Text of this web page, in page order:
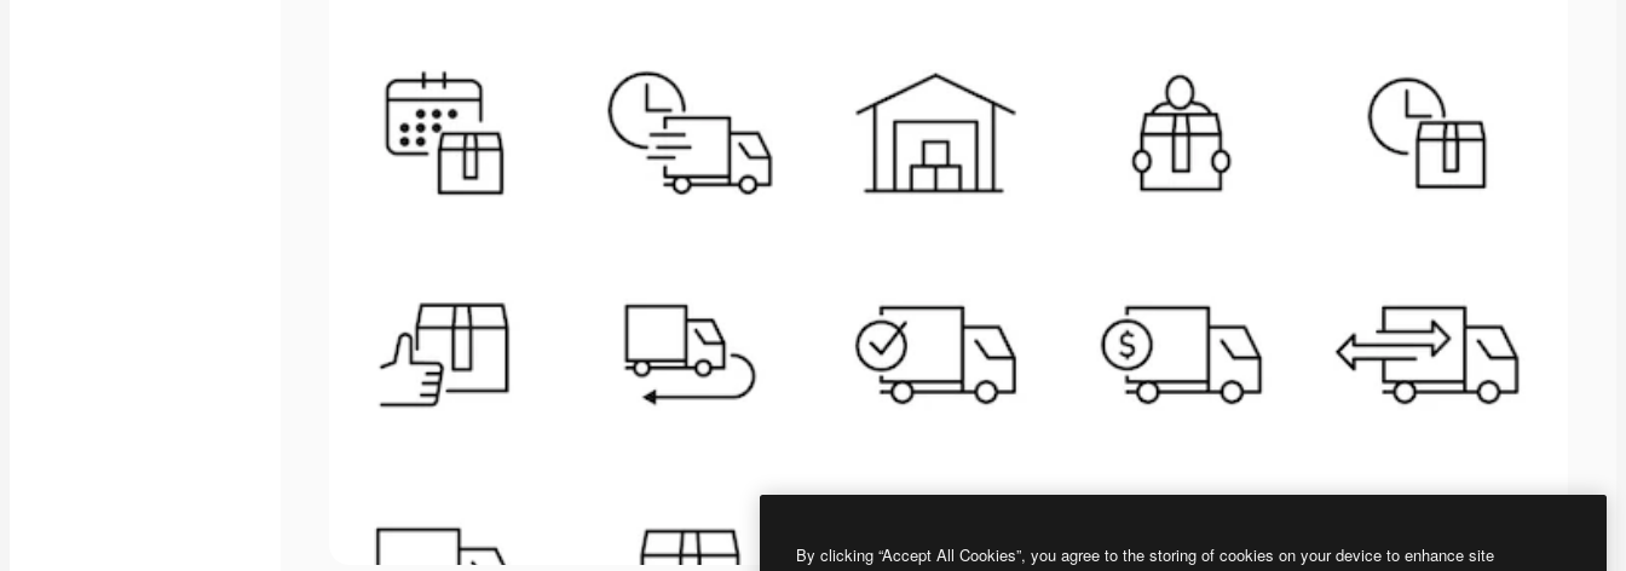
By clicking “Accept All Cookies”, you agree to the storing of cookies on your device to enhance site